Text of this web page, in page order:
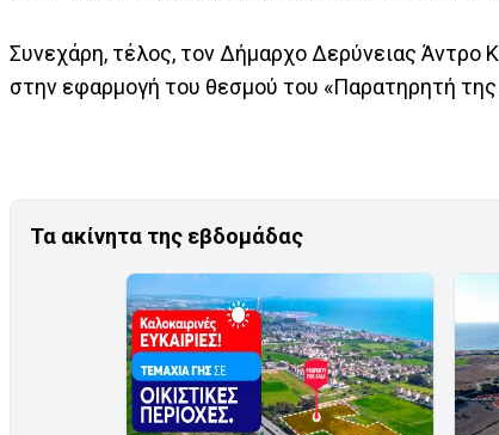
Συνεχάρη, τέλος, τον Δήμαρχο Δερύνειας Άντρο
στην εφαρμογή του θεσμού του «Παρατηρητή της
Τα ακίνητα της εβδομάδας